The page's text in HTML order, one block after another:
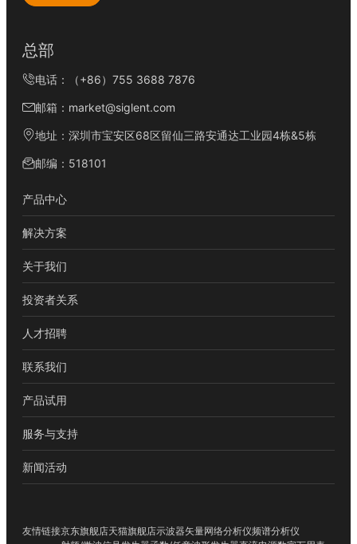
总部
电话：（+86）755 3688 7876
邮箱：market@siglent.com
地址：深圳市宝安区68区留仙三路安通达工业园4栋&5栋
邮编：518101
产品中心
解决方案
关于我们
投资者关系
人才招聘
联系我们
产品试用
服务与支持
新闻活动
友情链接京东旗舰店天猫旗舰店示波器矢量网络分析仪频谱分析仪